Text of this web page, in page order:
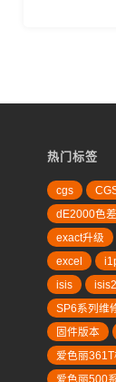
热门标签
cgs
dE2000色差
exact升级
excel
isis
isis2
SP6系列维
固件版本
爱色丽
爱色丽500